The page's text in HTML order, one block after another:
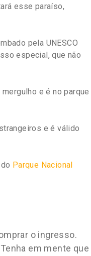
esse paraíso,
pela UNESCO
especial, que não
e é no parque
e é válido
Parque Nacional
o ingresso.
em mente que